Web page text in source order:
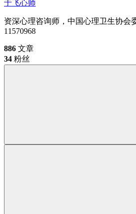
于飞心师
资深心理咨询师，中国心理卫生协会
11570968
886 文章
34 粉丝